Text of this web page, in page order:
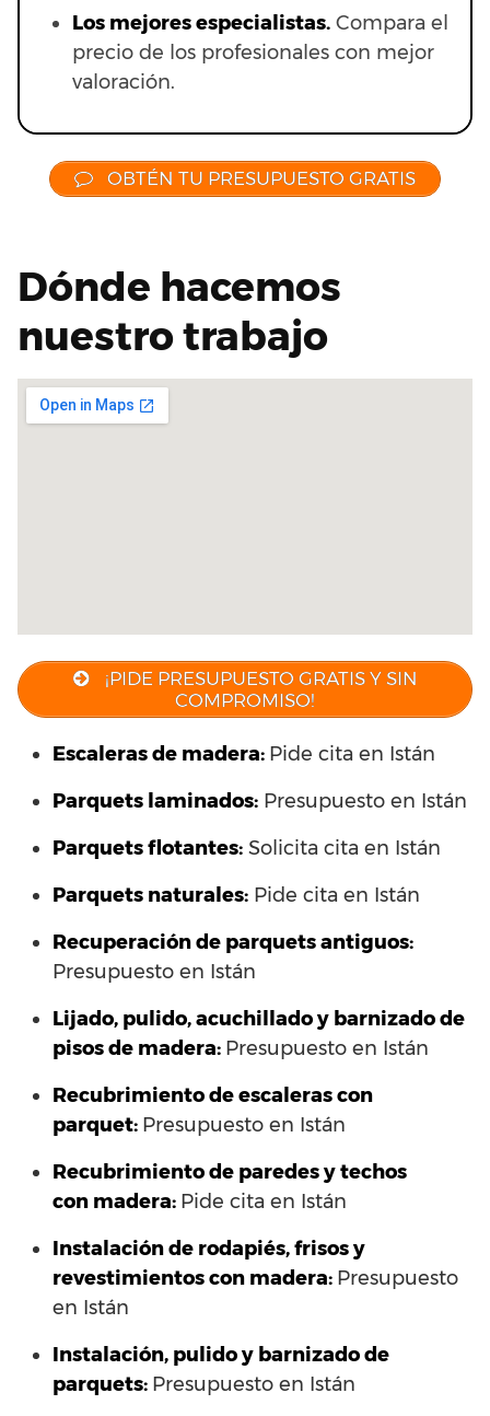
Los mejores especialistas. Compara el
precio de los profesionales con mejor
valoración.
OBTÉN TU PRESUPUESTO GRATIS
Dónde hacemos
nuestro trabajo
¡PIDE PRESUPUESTO GRATIS Y SIN
COMPROMISO!
Escaleras de madera: Pide cita en Istán
Parquets laminados: Presupuesto en Istán
Parquets flotantes: Solicita cita en Istán
Parquets naturales: Pide cita en Istán
Recuperación de parquets antiguos:
Presupuesto en Istán
Lijado, pulido, acuchillado y barnizado de
pisos de madera: Presupuesto en Istán
Recubrimiento de escaleras con
parquet: Presupuesto en Istán
Recubrimiento de paredes y techos
con madera: Pide cita en Istán
Instalación de rodapiés, frisos y
revestimientos con madera: Presupuesto
en Istán
Instalación, pulido y barnizado de
parquets: Presupuesto en Istán